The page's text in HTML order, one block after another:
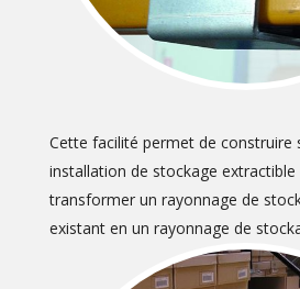
Cette facilité permet de construire
installation de stockage extractible
transformer un rayonnage de
existant en un rayonnage de